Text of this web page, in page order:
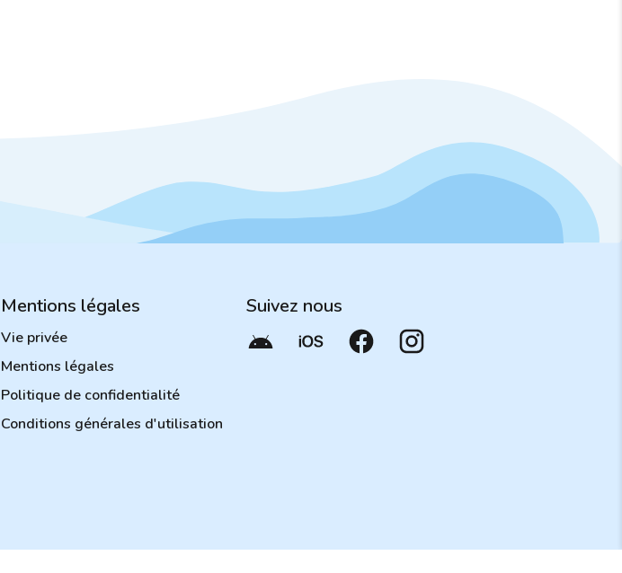
Mentions légales
Vie privée
Mentions légales
Politique de confidentialité
Conditions générales d'utilisation
Suivez nous